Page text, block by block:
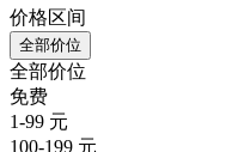
价格区间
全部价位
全部价位
免费
1-99 元
100-199 元